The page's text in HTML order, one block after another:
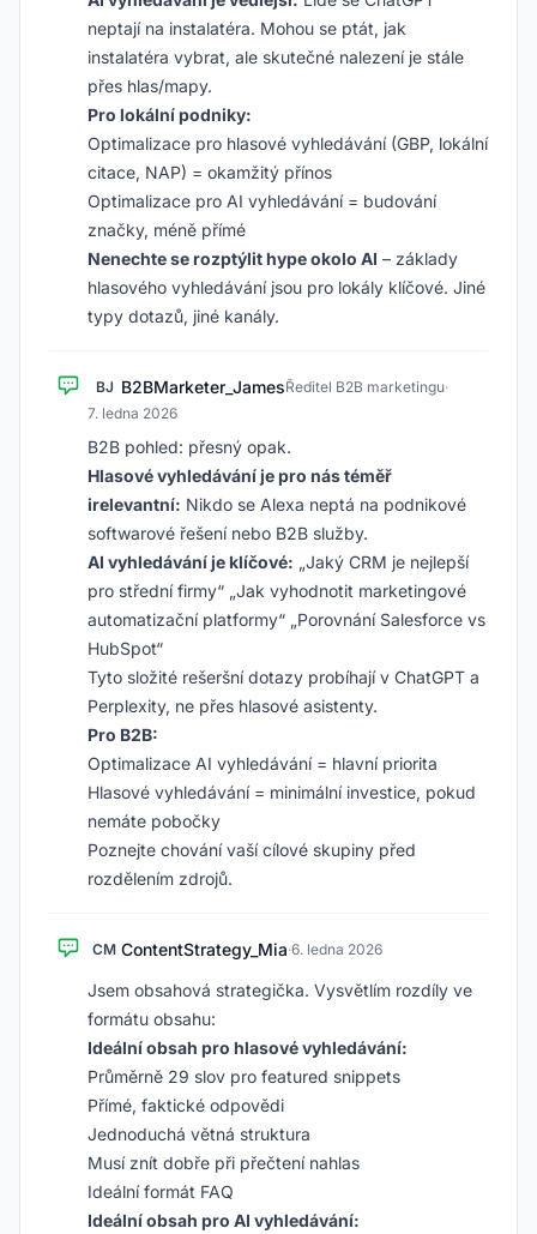
neptají na instalatéra. Mohou se ptát, jak
instalatéra vybrat, ale skutečné nalezení je stále
přes hlas/mapy.
Pro lokální podniky:
Optimalizace pro hlasové vyhledávání (GBP, lokální
citace, NAP) = okamžitý přínos
Optimalizace pro AI vyhledávání = budování
značky, méně přímé
Nenechte se rozptýlit hype okolo AI – základy
hlasového vyhledávání jsou pro lokály klíčové. Jiné
typy dotazů, jiné kanály.
BJ B2BMarketer_JamesŘeditel B2B marketingu·
7. ledna 2026
B2B pohled: přesný opak.
Hlasové vyhledávání je pro nás téměř
irelevantní: Nikdo se Alexa neptá na podnikové
softwarové řešení nebo B2B služby.
AI vyhledávání je klíčové: „Jaký CRM je nejlepší
pro střední firmy“ „Jak vyhodnotit marketingové
automatizační platformy“ „Porovnání Salesforce vs
HubSpot“
Tyto složité rešeršní dotazy probíhají v ChatGPT a
Perplexity, ne přes hlasové asistenty.
Pro B2B:
Optimalizace AI vyhledávání = hlavní priorita
Hlasové vyhledávání = minimální investice, pokud
nemáte pobočky
Poznejte chování vaší cílové skupiny před
rozdělením zdrojů.
CM ContentStrategy_Mia·6. ledna 2026
Jsem obsahová strategička. Vysvětlím rozdíly ve
formátu obsahu:
Ideální obsah pro hlasové vyhledávání:
Průměrně 29 slov pro featured snippets
Přímé, faktické odpovědi
Jednoduchá větná struktura
Musí znít dobře při přečtení nahlas
Ideální formát FAQ
Ideální obsah pro AI vyhledávání: